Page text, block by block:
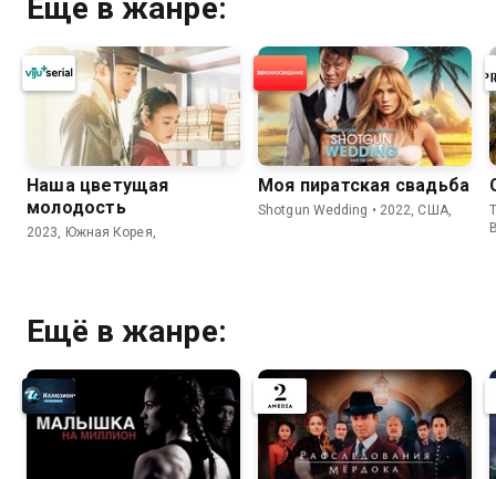
Ещё в жанре:
Наша цветущая
молодость
2023, Южная Корея,
Моя пиратская свадьба
Shotgun Wedding • 2022, США,
Ещё в жанре: